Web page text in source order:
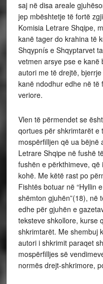
saj në disa areale
jep mbështetje të fortë
Komisia Letrare Shqipe,
kanë tager do krahina të
Shqypnís e Shqyptarvet
vetmen arsye pse e kanë
autori me të drejtë,
kanë ndodhur edhe në të
veriore.
Vlen të përmendet se
qortues për shkrimtarët e
mospërfilljen që ua bëjnë
Letrare Shqipe në fushë
fushën e përkthimeve,
kohë. Me këtë rast po
Fishtës botuar në “Hyllin
shëmton gjuhën”(18), në
edhe për gjuhën e
teksteve shkollore, kurse
shkrimtarët. Me shembuj
autori i shkrimit paraqet
mospërfilljes së
normës drejt-shkrimore,